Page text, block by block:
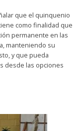
que el quinquenio
como finalidad que
permanente en las
manteniendo su
y que pueda
desde las opciones